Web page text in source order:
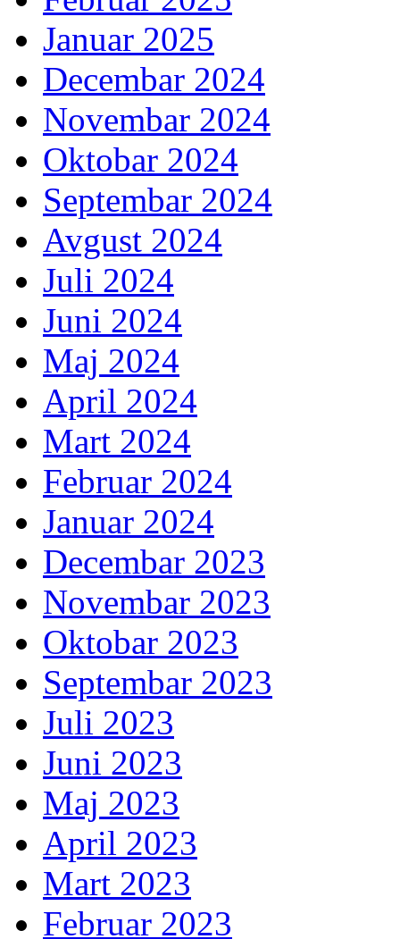
Januar 2025
Decembar 2024
Novembar 2024
Oktobar 2024
Septembar 2024
Avgust 2024
Juli 2024
Juni 2024
Maj 2024
April 2024
Mart 2024
Februar 2024
Januar 2024
Decembar 2023
Novembar 2023
Oktobar 2023
Septembar 2023
Juli 2023
Juni 2023
Maj 2023
April 2023
Mart 2023
Februar 2023